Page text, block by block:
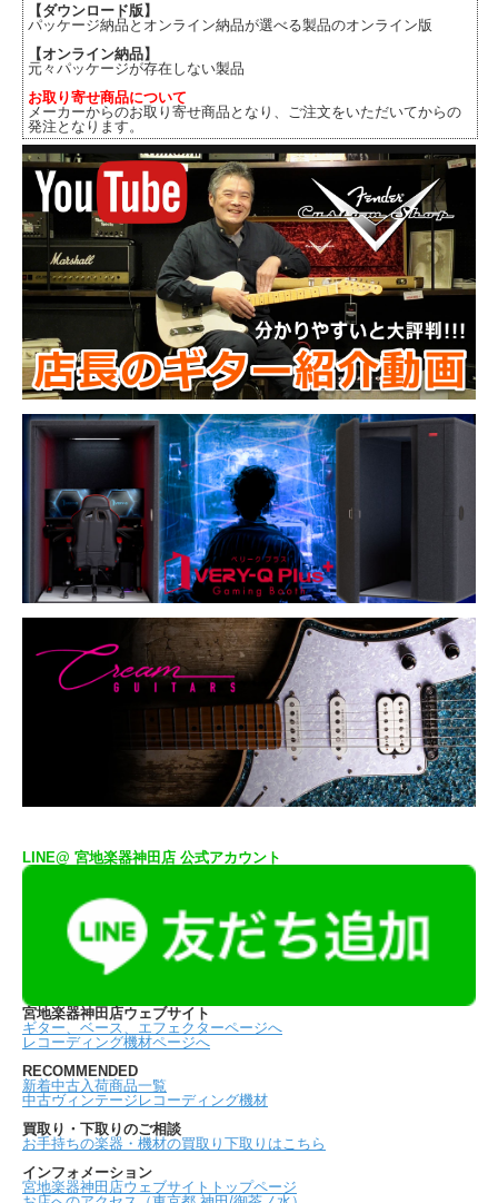
【ダウンロード版】
パッケージ納品とオンライン納品が選べる製品のオンライン版
【オンライン納品】
元々パッケージが存在しない製品
お取り寄せ商品について
メーカーからのお取り寄せ商品となり、ご注文をいただいてからの
発注となります。
LINE@ 宮地楽器神田店 公式アカウント
宮地楽器神田店ウェブサイト
ギター、ベース、エフェクターページへ
レコーディング機材ページへ
RECOMMENDED
新着中古入荷商品一覧
中古ヴィンテージレコーディング機材
買取り・下取りのご相談
お手持ちの楽器・機材の買取り下取りはこちら
インフォメーション
宮地楽器神田店ウェブサイトトップページ